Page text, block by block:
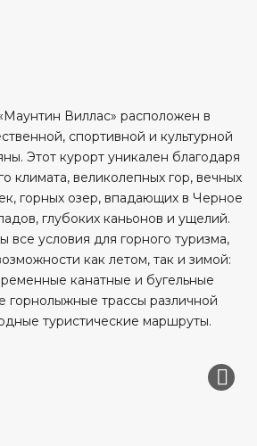
Виллас» расположен в
спортивной и культурной
Этот курорт уникален благодаря
климата, великолепных гор, вечных
горных озер, впадающих в Черное
глубоких каньонов и ущелий.
все условия для горного туризма,
как летом, так и зимой:
канатные и бугельные
горнолыжные трассы различной
туристические маршруты.